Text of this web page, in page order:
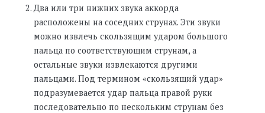
Два или три нижних звука аккорда
расположены на соседних струнах. Эти звуки
можно извлечь скользящим ударом большого
пальца по соответствующим струнам, а
остальные звуки извлекаются другими
пальцами. Под термином «скользящий удар»
подразумевается удар пальца правой руки
последовательно по нескольким струнам без